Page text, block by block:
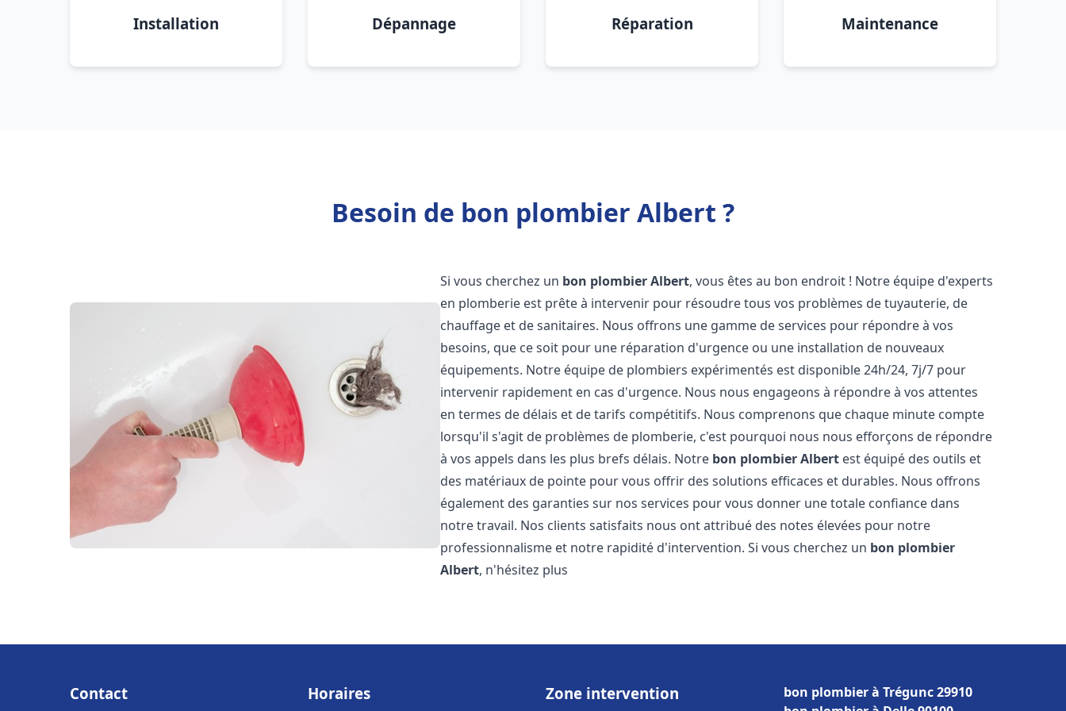
Installation Dépannage Réparation Maintenance
Besoin de bon plombier Albert ?
Si vous cherchez un bon plombierAlbert, vous êtes au bon endroit ! Notre équipe d'experts
en plomberie est prête à intervenir pour résoudre tous vos problèmes de tuyauterie, de
chauffage et de sanitaires. Nous offrons une gamme de services pour répondre à vos
besoins, que ce soit pour une réparation d'urgence ou une installation de nouveaux
équipements. Notre équipe de plombiers expérimentés est disponible 24h/24, 7j/7 pour
intervenir rapidement en cas d'urgence. Nous nous engageons à répondre à vos attentes
en termes de délais et de tarifs compétitifs. Nous comprenons que chaque minute compte
lorsqu'il s'agit de problèmes de plomberie, c'est pourquoi nous nous efforçons de répondre
à vos appels dans les plus brefs délais. Notre bon plombierAlbert est équipé des outils et
des matériaux de pointe pour vous offrir des solutions efficaces et durables. Nous offrons
également des garanties sur nos services pour vous donner une totale confiance dans
notre travail. Nos clients satisfaits nous ont attribué des notes élevées pour notre
professionnalisme et notre rapidité d'intervention. Si vous cherchez un bon plombier
Albert, n'hésitez plus
Contact Horaires Zone intervention
bon plombier à Trégunc 29910